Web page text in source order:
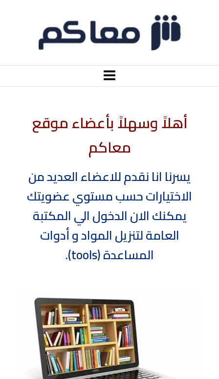
أهلاً وسهلاً بأعضاء موقع
معاكم
يسرنا انا نقدم للاعضاء العديد من
الاختيارات حسب مستوي عضويتك
يمكنك الان الدخول الي المكتبة
العامة لتنزيل المواد و أدوات
المساعدة (tools).